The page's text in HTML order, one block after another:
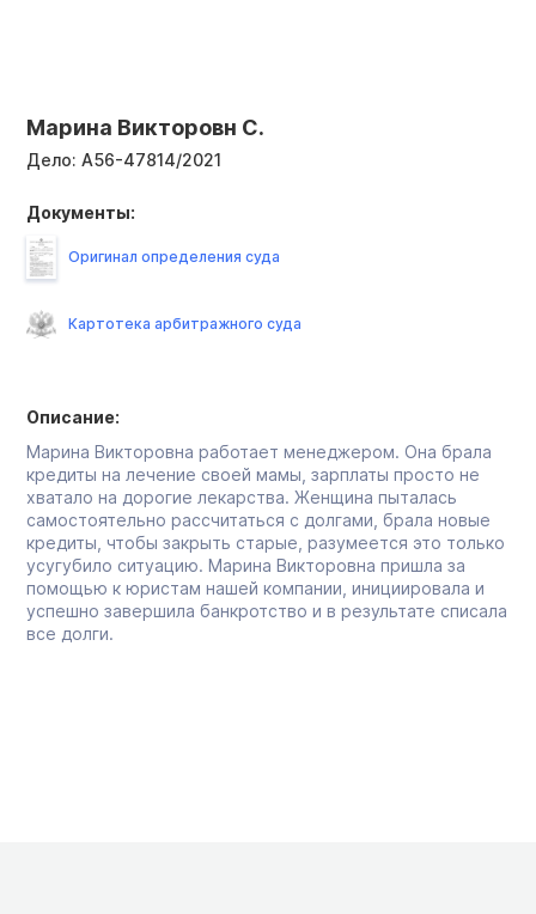
Марина Викторовн С.
Дело: А56-47814/2021
Описание:
Марина Викторовна работает менеджером. Она брала
кредиты на лечение своей мамы, зарплаты просто не
хватало на дорогие лекарства. Женщина пыталась
самостоятельно рассчитаться с долгами, брала новые
кредиты, чтобы закрыть старые, разумеется это только
усугубило ситуацию. Марина Викторовна пришла за
помощью к юристам нашей компании, инициировала и
успешно завершила банкротство и в результате списала
все долги.
Документы:
Оригинал определения суда
Картотека арбитражного суда